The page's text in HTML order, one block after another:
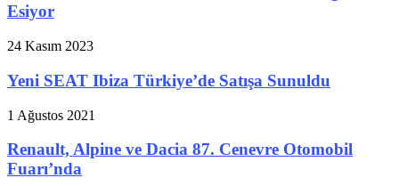
Esiyor
24 Kasım 2023
Yeni SEAT Ibiza Türkiye’de Satışa Sunuldu
1 Ağustos 2021
Renault, Alpine ve Dacia 87. Cenevre Otomobil
Fuarı’nda